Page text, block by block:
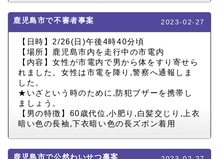
鹿児島市で不審者事案 2023-02-27
【日時】2/26(日)午後4時40分頃
【場所】鹿児島市内を走行中の市電内
【内容】女性が市電内で男から体をすり寄せら
れました。女性は市電を降り,警察へ通報しま
した。
★いざという時のために,防犯ブザーを携帯し
ましょう。
【男の特徴】60歳代位,小肥り,白髪交じり,上衣
暗い色の長袖,下衣暗い色の長ズボン着用
鹿児島市で公然わいせつ事案